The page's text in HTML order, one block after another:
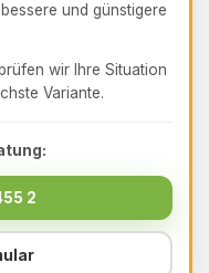
und günstigere
wir Ihre Situation
Variante.
2